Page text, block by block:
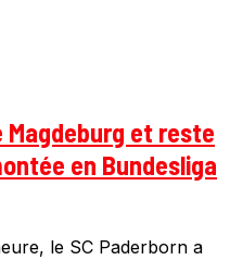
Magdeburg et reste
en Bundesliga
le SC Paderborn a